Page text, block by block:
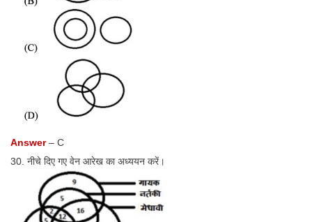
Answer– C
30. नीचे दिए गए वेन आरेख का अध्ययन करें।